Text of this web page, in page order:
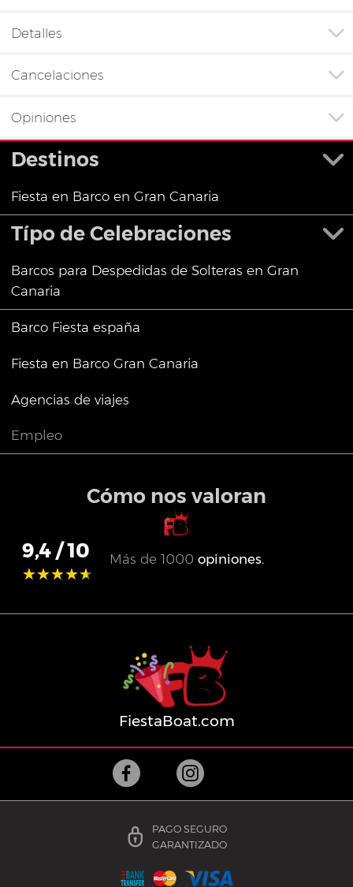
Detalles
Cancelaciones
Opiniones
Destinos
Fiesta en Barco en Gran Canaria
Típo de Celebraciones
Barcos para Despedidas de Solteras en Gran
Canaria
Barco Fiesta españa
Fiesta en Barco Gran Canaria
Agencias de viajes
Empleo
Cómo nos valoran
9,4 / 10
★★★★★
★★★★★
Más de 1000 opiniones.
FiestaBoat.com
PAGO SEGURO
GARANTIZADO